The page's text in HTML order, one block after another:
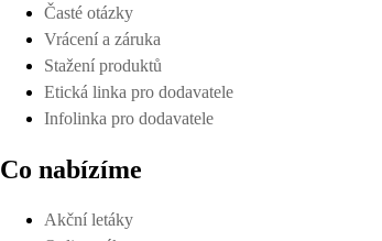
Časté otázky
Vrácení a záruka
Stažení produktů
Etická linka pro dodavatele
Infolinka pro dodavatele
Co nabízíme
Akční letáky